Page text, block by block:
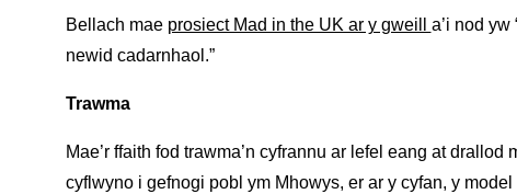
Bellach mae prosiect Mad in the UK ar y gweill a’i nod
newid cadarnhaol.”
Trawma
Mae’r ffaith fod trawma’n cyfrannu ar lefel eang at
cyflwyno i gefnogi pobl ym Mhowys, er ar y cyfan, y